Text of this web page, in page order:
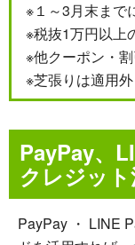
※１～3月末まで
※税抜1万円以上
※他クーポン・
※芝張りは適用
PayPay、
クレジッ
PayPay ・ LINE